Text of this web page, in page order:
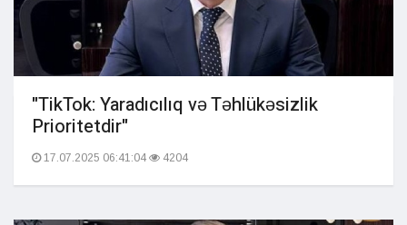
"TikTok: Yaradıcılıq və Təhlükəsizlik
Prioritetdir"
17.07.2025 06:41:04 4204